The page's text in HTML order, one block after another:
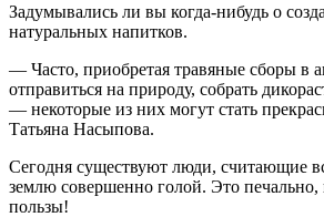
Задумывались ли вы когда-нибудь о
натуральных напитков.
— Часто, приобретая травяные сборы в
отправиться на природу, собрать
— некоторые из них могут стать
Татьяна Насыпова.
Сегодня существуют люди, считающие
землю совершенно голой. Это печально,
пользы!